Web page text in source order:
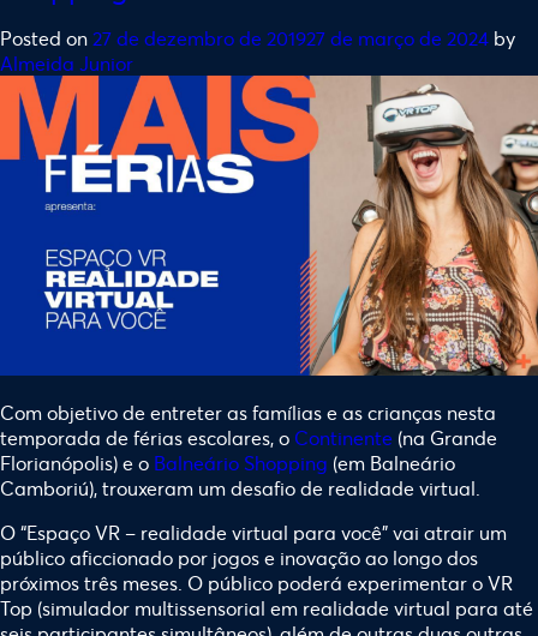
Posted on27 de dezembro de 201927 de março de 2024 by
Almeida Junior
Com objetivo de entreter as famílias e as crianças nesta
temporada de férias escolares, o Continente (na Grande
Florianópolis) e o Balneário Shopping (em Balneário
Camboriú), trouxeram um desafio de realidade virtual.
O “Espaço VR – realidade virtual para você” vai atrair um
público aficcionado por jogos e inovação ao longo dos
próximos três meses. O público poderá experimentar o VR
Top (simulador multissensorial em realidade virtual para até